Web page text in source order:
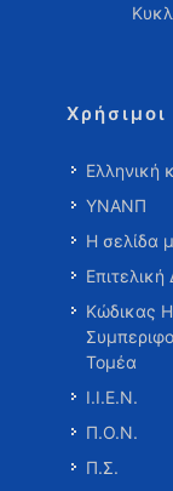
Ελληνική
ΥΝΑΝΠ
Η σελίδα
Κώδικας
Τομέα
Ι.Ι.Ε.Ν.
Π.Ο.Ν.
Π.Σ.